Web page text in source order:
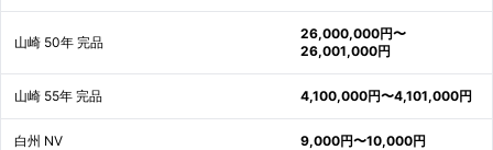
山崎 50年 完品
26,000,000円〜
26,001,000円
山崎 55年 完品 4,100,000円〜4,101,000円
白州 NV 9,000円〜10,000円